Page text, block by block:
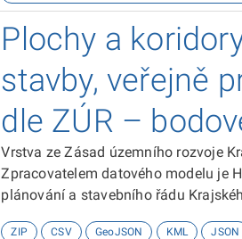
Plochy a
stavby, veřejně
dle ZÚR –
Vrstva ze Zásad územního rozvoje
Zpracovatelem datového modelu je
plánování a stavebního řádu
ZIP CSV GeoJSON KML JSON